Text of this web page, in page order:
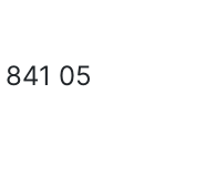
05